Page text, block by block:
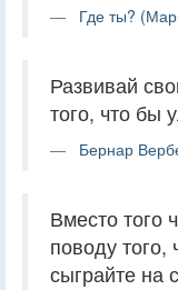
Где ты?
Развивай
того, что бы
Бернар
Вместо того
поводу того,
сыграйте на